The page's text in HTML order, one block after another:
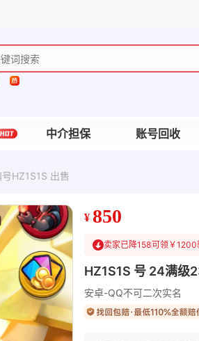
中介担保 账号回收
HZ1S1S 出售
¥ 850
卖家已降158可领￥1200
HZ1S1S 号 24满级
安卓-QQ不可二次实名